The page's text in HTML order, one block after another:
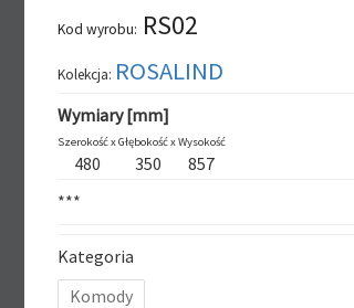
Kod wyrobu: RS02
Kolekcja: ROSALIND
Wymiary [mm]
Szerokość xGłębokość xWysokość
480 350
857
***
Kategoria
Komody